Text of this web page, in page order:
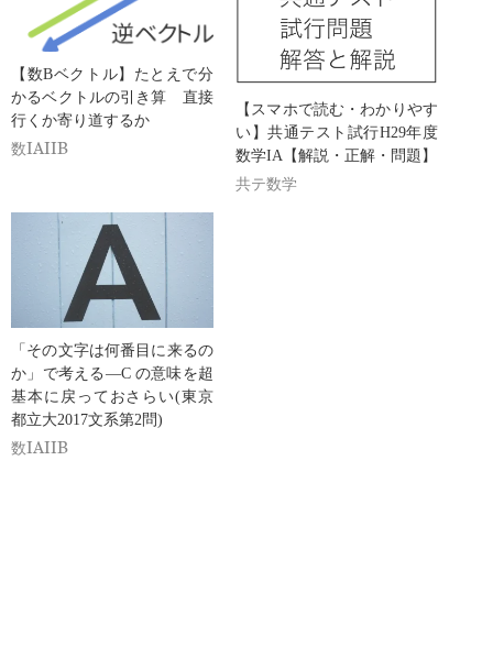
【数Bベクトル】たとえで分
かるベクトルの引き算 直接
行くか寄り道するか
数IAIIB
【スマホで読む・わかりやす
い】共通テスト試行H29年度
数学IA【解説・正解・問題】
共テ数学
「その文字は何番目に来るの
か」で考える―C の意味を超
基本に戻っておさらい(東京
都立大2017文系第2問)
数IAIIB